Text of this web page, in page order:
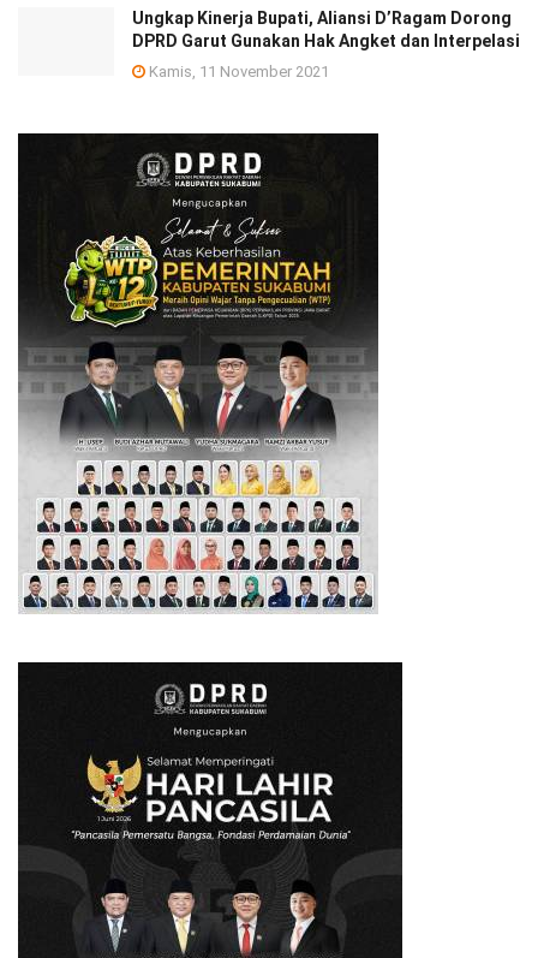
Ungkap Kinerja Bupati, Aliansi D’Ragam Dorong
DPRD Garut Gunakan Hak Angket dan Interpelasi
Kamis, 11 November 2021